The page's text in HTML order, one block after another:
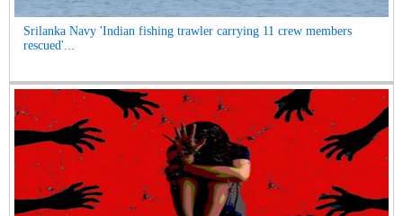
Srilanka Navy 'Indian fishing trawler carrying 11 crew members
rescued'...